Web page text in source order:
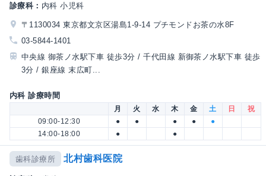
診療科： 内科 小児科
〒1130034 東京都文京区湯島1-9-14 プチモンドお茶の水8F
03-5844-1401
中央線 御茶ノ水駅下車 徒歩3分 / 千代田線 新御茶ノ水駅下車 徒歩
3分 / 銀座線 末広町...
内科 診療時間
月 火 水 木 金 土 日
祝
09:00-12:30
● ● ● ●
●
14:00-18:00
● ●
歯科診療所 北村歯科医院